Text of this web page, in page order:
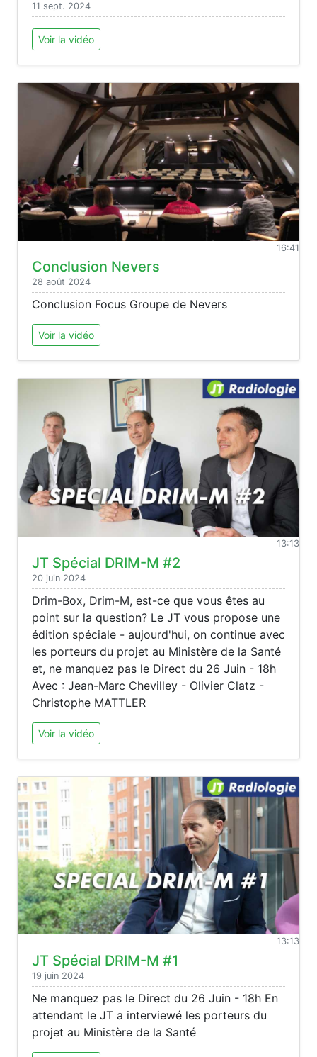
11 sept. 2024
Voir la vidéo
16:41
Conclusion Nevers
28 août 2024
Conclusion Focus Groupe de Nevers
Voir la vidéo
13:13
JT Spécial DRIM-M #2
20 juin 2024
Drim-Box, Drim-M, est-ce que vous êtes au
point sur la question? Le JT vous propose une
édition spéciale - aujourd'hui, on continue avec
les porteurs du projet au Ministère de la Santé
et, ne manquez pas le Direct du 26 Juin - 18h
Avec : Jean-Marc Chevilley - Olivier Clatz -
Christophe MATTLER
Voir la vidéo
13:13
JT Spécial DRIM-M #1
19 juin 2024
Ne manquez pas le Direct du 26 Juin - 18h En
attendant le JT a interviewé les porteurs du
projet au Ministère de la Santé